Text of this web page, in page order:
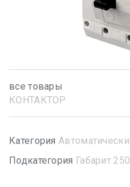
все товары
КОНТАКТОР
Категория
Подкатегория Габарит